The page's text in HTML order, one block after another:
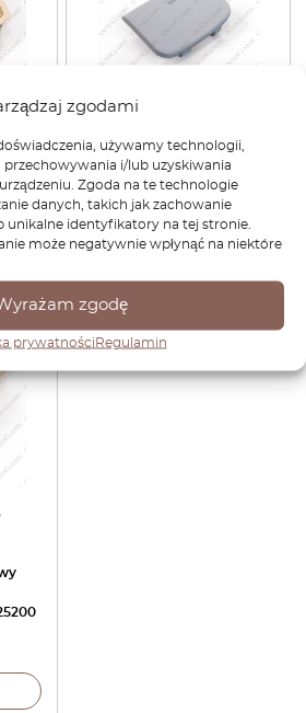
zgodami
używamy technologii,
i/lub uzyskiwania
Zgoda na te technologie
danych, takich jak zachowanie
unikalne identyfikatory na tej stronie.
może negatywnie wpłynąć na niektóre
zgodę
prywatnościRegulamin
zderzak Osłona haka
holowniczego
Zagruntowana 51118223210
176,64zł 123,65zł